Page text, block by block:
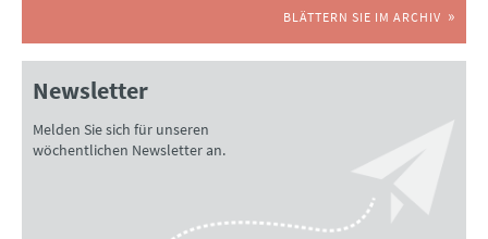
BLÄTTERN SIE IM ARCHIV
Newsletter
Melden Sie sich für unseren
wöchentlichen Newsletter an.